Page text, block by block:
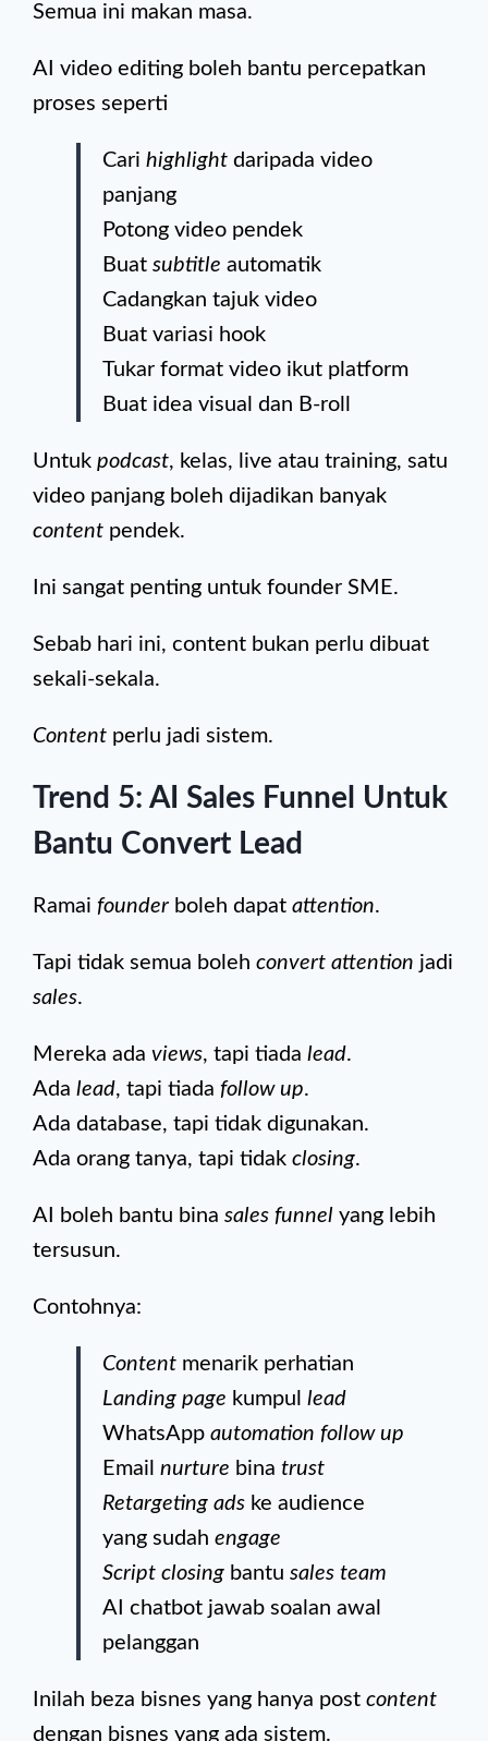
Semua ini makan masa.
AI video editing boleh bantu percepatkan
proses seperti
Cari highlight daripada video
panjang
Potong video pendek
Buat subtitle automatik
Cadangkan tajuk video
Buat variasi hook
Tukar format video ikut platform
Buat idea visual dan B-roll
Untuk podcast, kelas, live atau training, satu
video panjang boleh dijadikan banyak
content pendek.
Ini sangat penting untuk founder SME.
Sebab hari ini, content bukan perlu dibuat
sekali-sekala.
Content perlu jadi sistem.
Trend 5: AI Sales Funnel Untuk
Bantu Convert Lead
Ramai founder boleh dapat attention.
Tapi tidak semua boleh convert attention jadi
sales.
Mereka ada views, tapi tiada lead.
Ada lead, tapi tiada follow up.
Ada database, tapi tidak digunakan.
Ada orang tanya, tapi tidak closing.
AI boleh bantu bina sales funnel yang lebih
tersusun.
Contohnya:
Content menarik perhatian
Landing page kumpul lead
WhatsApp automation follow up
Email nurture bina trust
Retargeting ads ke audience
yang sudah engage
Script closing bantu sales team
AI chatbot jawab soalan awal
pelanggan
Inilah beza bisnes yang hanya post content
dengan bisnes yang ada sistem.